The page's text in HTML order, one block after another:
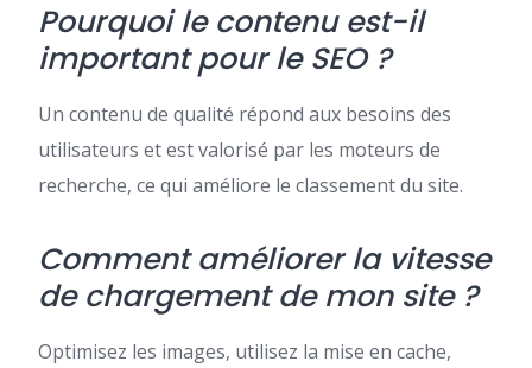
Pourquoi le contenu est-il
important pour le SEO ?
Un contenu de qualité répond aux besoins des
utilisateurs et est valorisé par les moteurs de
recherche, ce qui améliore le classement du site.
Comment améliorer la vitesse
de chargement de mon site ?
Optimisez les images, utilisez la mise en cache,